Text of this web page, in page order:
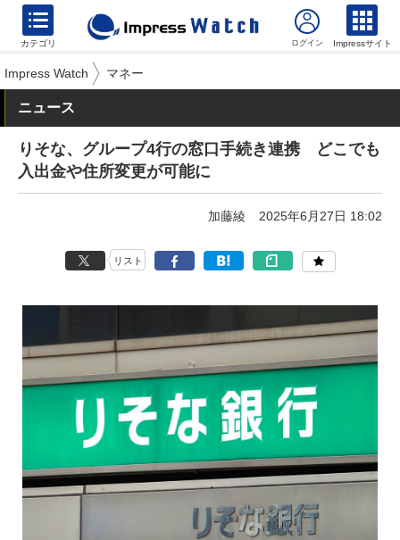
カテゴリ Impressサイト
Impress Watch マネー
ニュース
りそな、グループ4行の窓口手続き連携 どこでも
入出金や住所変更が可能に
加藤綾 2025年6月27日 18:02
リスト